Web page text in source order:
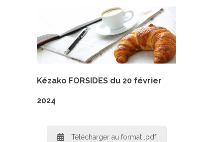
Kézako FORSIDES du 20 février
2024
Télécharger au format .pdf